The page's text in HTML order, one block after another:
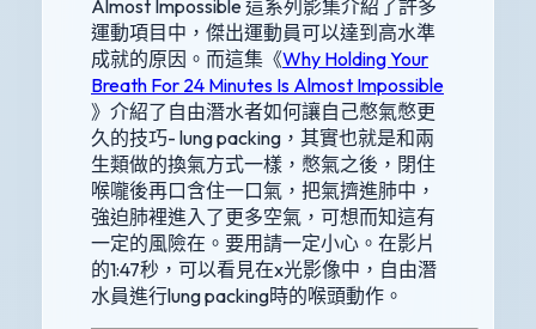
Almost Impossible 這系列影集介紹了許多
運動項目中，傑出運動員可以達到高水準
成就的原因。而這集《Why Holding Your
Breath For 24 Minutes Is Almost Impossible
》介紹了自由潛水者如何讓自己憋氣憋更
久的技巧- lung packing，其實也就是和兩
生類做的換氣方式一樣，憋氣之後，閉住
喉嚨後再口含住一口氣，把氣擠進肺中，
強迫肺裡進入了更多空氣，可想而知這有
一定的風險在。要用請一定小心。在影片
的1:47秒，可以看見在x光影像中，自由潛
水員進行lung packing時的喉頭動作。